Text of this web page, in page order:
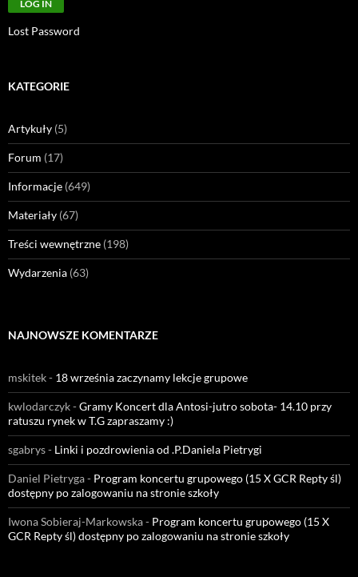
Lost Password
KATEGORIE
Artykuły (5)
Forum (17)
Informacje (649)
Materiały (67)
Treści wewnętrzne (198)
Wydarzenia (63)
NAJNOWSZE KOMENTARZE
mskitek- 18 września zaczynamy lekcje grupowe
kwlodarczyk-Gramy Koncert dla Antosi-jutro sobota- 14.10 przy
ratuszu rynek w T.G zapraszamy :)
sgabrys- Linki i pozdrowienia od .P.Daniela Pietrygi
Daniel Pietryga- Program koncertu grupowego (15 X GCR Repty śl)
dostępny po zalogowaniu na stronie szkoły
Iwona Sobieraj-Markowska- Program koncertu grupowego (15 X
GCR Repty śl) dostępny po zalogowaniu na stronie szkoły